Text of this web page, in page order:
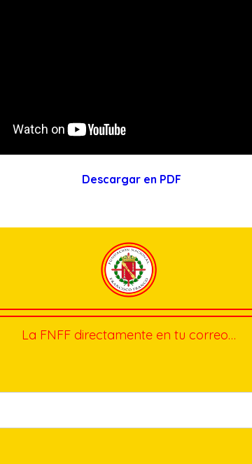
Descargar en PDF
La FNFF directamente en tu correo…